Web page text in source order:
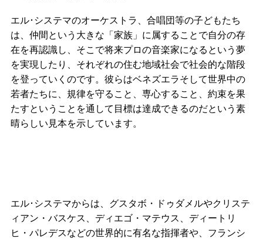
エル･システマのオーケストラ、合唱団等の子どもたち
は、仲間という大きな「家族」に属することで自分の存
在を再認識し、そこで将来プロの音楽家になるという夢
を実現したり、それぞれの住む地域社会で社会的な階段
を登っていくのです。彼らはベネズエラそして世界中の
若者たちに、規律を守ること、専心すること、約束を果
たすということを通して目標は達成できるのだという素
晴らしい見本を示しています。
エル･システマからは、グスタボ・ドゥダメルやクリステ
ィアン・バスケス、ディエゴ・マテウス、ディートリ
ヒ・パレデスなどの世界的に有名な指揮者や、フランシ